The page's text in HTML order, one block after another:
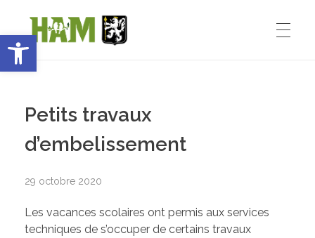
Ouvrir la barre d’outils
Ham-sous-Varsberg
VIE MUNICIPALE
Inventons le HAM de demain
Petits travaux
d’embelissement
29 octobre 2020
Les vacances scolaires ont permis aux services
techniques de s’occuper de certains travaux